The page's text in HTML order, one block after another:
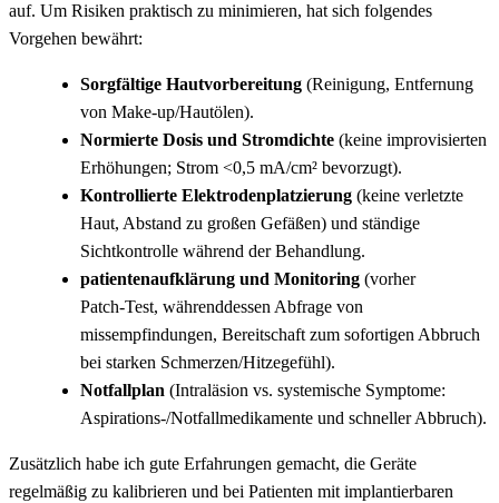
auf. Um Risiken praktisch zu minimieren, hat sich folgendes
Vorgehen ⁣bewährt:⁣
Sorgfältige Hautvorbereitung (Reinigung, Entfernung⁣
von Make‑up/Hautölen).
Normierte Dosis ‌und Stromdichte (keine improvisierten
Erhöhungen; ⁢Strom <0,5 mA/cm² bevorzugt).
Kontrollierte Elektrodenplatzierung (keine verletzte
Haut, Abstand zu großen Gefäßen) und ständige
Sichtkontrolle während der Behandlung.
patientenaufklärung und Monitoring (vorher
Patch‑Test, währenddessen Abfrage⁣ von
missempfindungen, Bereitschaft zum sofortigen ⁣Abbruch
bei starken Schmerzen/Hitzegefühl).
Notfallplan (Intraläsion vs. systemische Symptome:
Aspirations‑/Notfallmedikamente und schneller Abbruch).
Zusätzlich habe ich‌ gute Erfahrungen gemacht, die ⁢Geräte​
regelmäßig zu kalibrieren und bei Patienten mit implantierbaren